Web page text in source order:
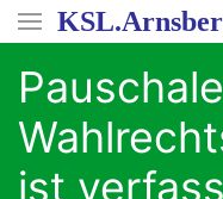
Direkt
zum
Inhalt
ist